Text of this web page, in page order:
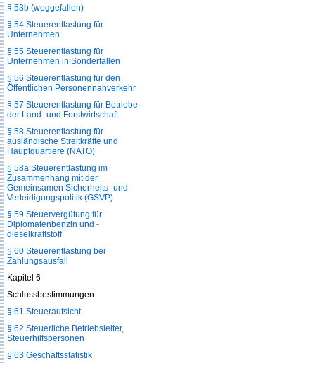
§ 53b (weggefallen)
§ 54 Steuerentlastung für
Unternehmen
§ 55 Steuerentlastung für
Unternehmen in Sonderfällen
§ 56 Steuerentlastung für den
Öffentlichen Personennahverkehr
§ 57 Steuerentlastung für Betriebe
der Land- und Forstwirtschaft
§ 58 Steuerentlastung für
ausländische Streitkräfte und
Hauptquartiere (NATO)
§ 58a Steuerentlastung im
Zusammenhang mit der
Gemeinsamen Sicherheits- und
Verteidigungspolitik (GSVP)
§ 59 Steuervergütung für
Diplomatenbenzin und -
dieselkraftstoff
§ 60 Steuerentlastung bei
Zahlungsausfall
Kapitel 6
Schlussbestimmungen
§ 61 Steueraufsicht
§ 62 Steuerliche Betriebsleiter,
Steuerhilfspersonen
§ 63 Geschäftsstatistik